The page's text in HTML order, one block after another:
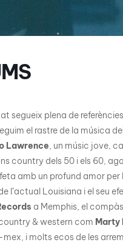
segueix plena de
el rastre de la música
Lawrence, un músic jove,
country dels 50 i els 60,
feta amb un profund amor
l’actual Louisiana i el seu
a Memphis, el
& western com Marty
i molts ecos de les